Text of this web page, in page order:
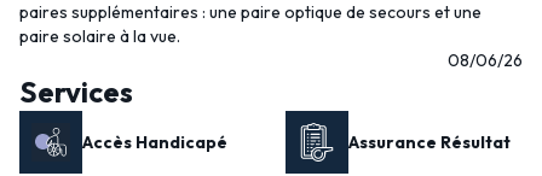
paires supplémentaires : une paire optique de secours et une
paire solaire à la vue.
08/06/26
Services
Accès Handicapé Assurance Résultat